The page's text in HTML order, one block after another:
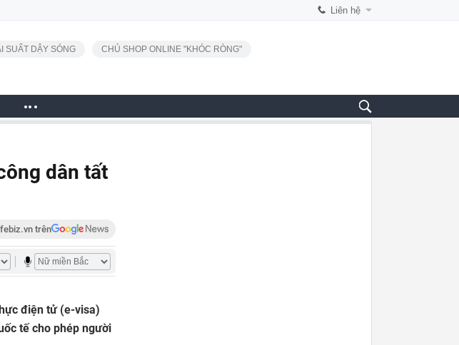
Liên hệ
SUẤT DẬY SÓNG CHỦ SHOP ONLINE "KHÓC RÒNG"
dân tất
trên
điện tử (e-visa)
tế cho phép người